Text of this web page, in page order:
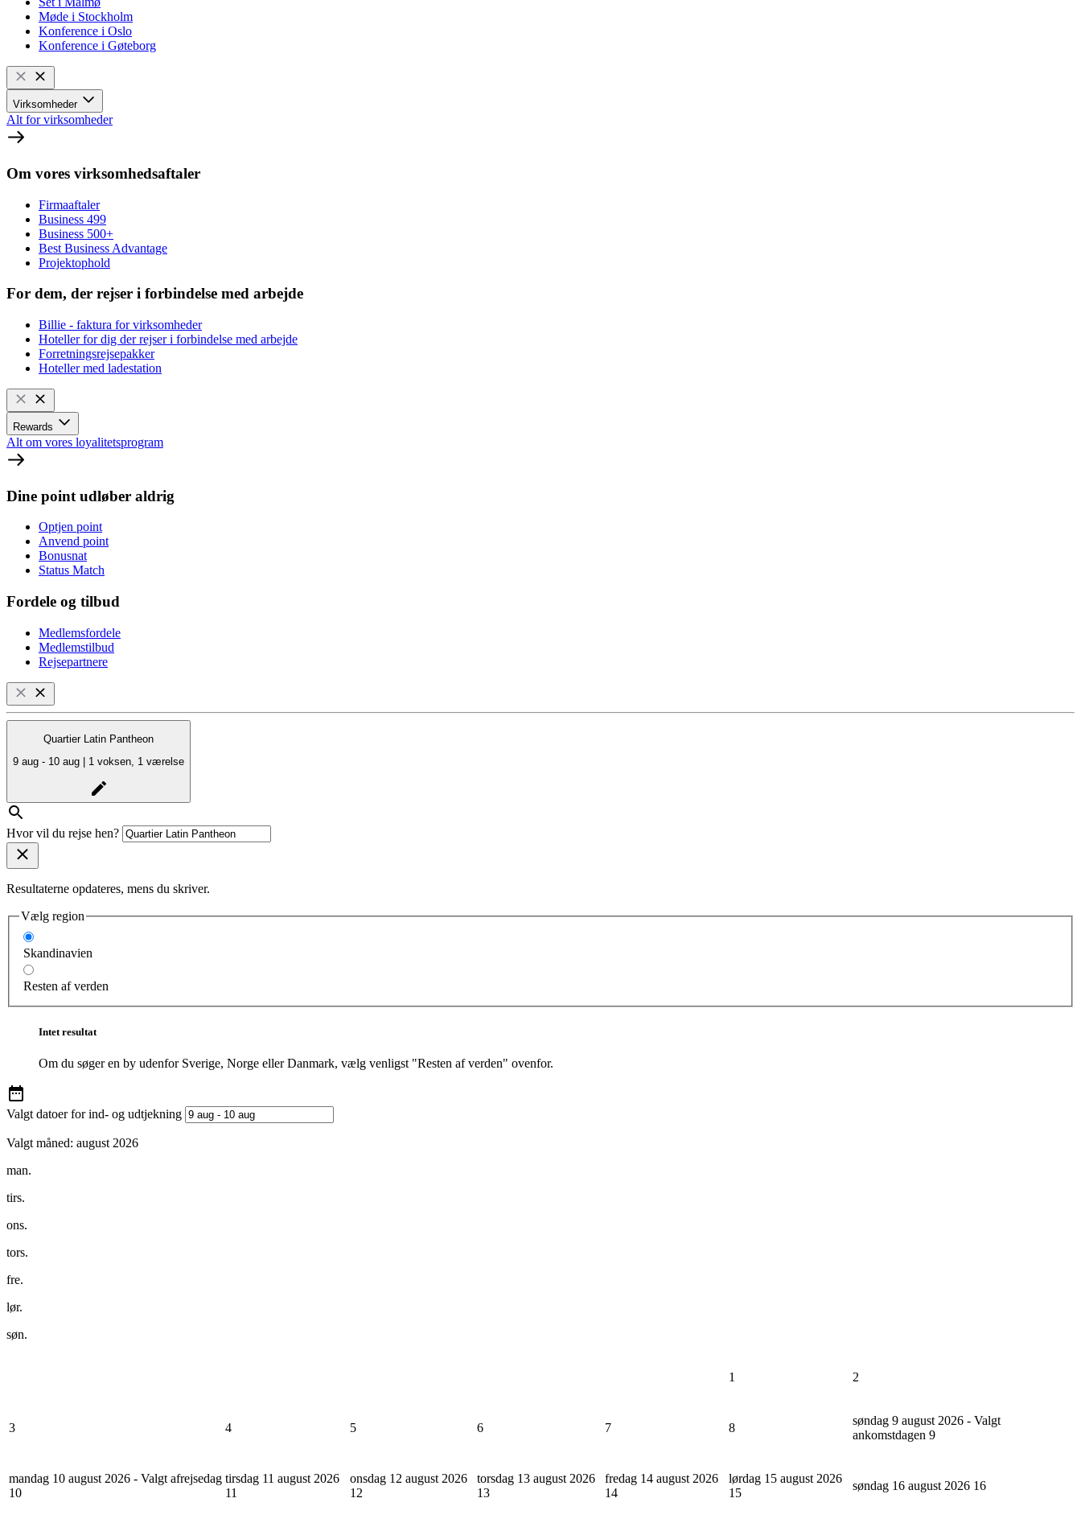
Møde i Stockholm
Konference i Oslo
Konference i Gøteborg
Virksomheder
Alt for virksomheder
Om vores virksomhedsaftaler
Firmaaftaler
Business 499
Business 500+
Best Business Advantage
Projektophold
For dem, der rejser i forbindelse med arbejde
Billie - faktura for virksomheder
Hoteller for dig der rejser i forbindelse med arbejde
Forretningsrejsepakker
Hoteller med ladestation
Rewards
Alt om vores loyalitetsprogram
Dine point udløber aldrig
Optjen point
Anvend point
Bonusnat
Status Match
Fordele og tilbud
Medlemsfordele
Medlemstilbud
Rejsepartnere
Quartier Latin Pantheon
9 aug - 10 aug | 1 voksen, 1 værelse
Hvor vil du rejse hen?
Resultaterne opdateres, mens du skriver.
Vælg region
Skandinavien
Resten af verden
Intet resultat
Om du søger en by udenfor Sverige, Norge eller Danmark, vælg venligst "Resten af verden" ovenfor.
Valgt datoer for ind- og udtjekning
Valgt måned: august 2026
man.
tirs.
ons.
tors.
fre.
lør.
søn.
1 2
3 4 5 6 7 8
søndag 9 august 2026 - Valgt
ankomstdagen 9
mandag 10 august 2026 - Valgt afrejsedag
10
tirsdag 11 august 2026
11
onsdag 12 august 2026
12
torsdag 13 august 2026
13
fredag 14 august 2026
14
lørdag 15 august 2026
15
søndag 16 august 2026 16